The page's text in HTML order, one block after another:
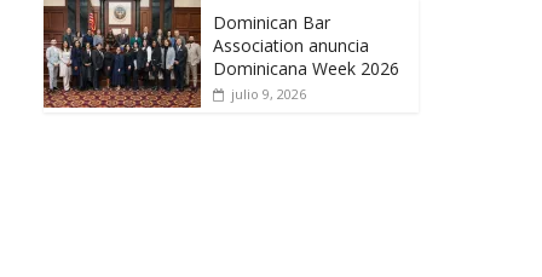
Dominican Bar
Association anuncia
Dominicana Week 2026
julio 9, 2026